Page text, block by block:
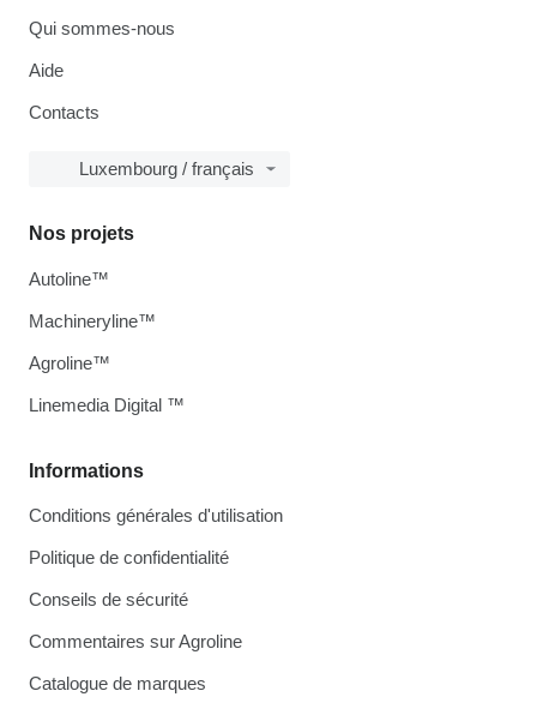
Qui sommes-nous
Aide
Contacts
Luxembourg / français
Informations
Conditions générales d'utilisation
Politique de confidentialité
Conseils de sécurité
Commentaires sur Agroline
Catalogue de marques
Nos projets
Autoline™
Machineryline™
Agroline™
Linemedia Digital ™